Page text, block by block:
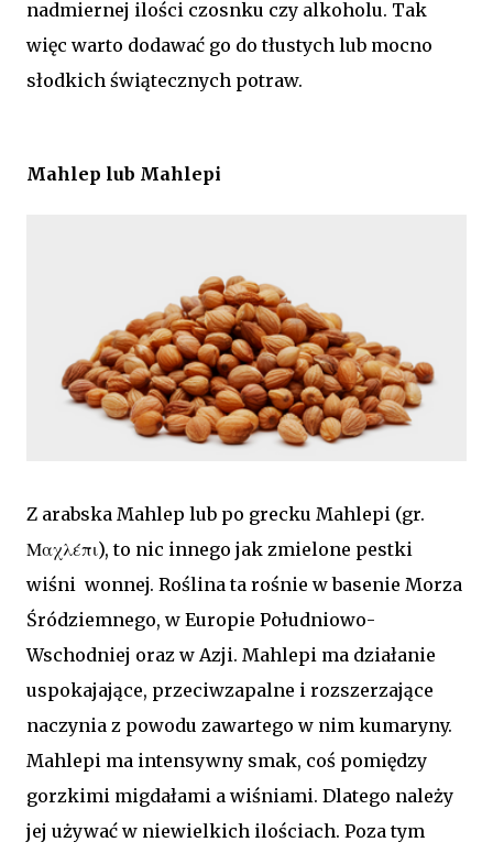
nadmiernej ilości czosnku czy alkoholu. Tak
więc warto dodawać go do tłustych lub mocno
słodkich świątecznych potraw.
Mahlep lub Mahlepi
Z arabska Mahlep lub po grecku Mahlepi (gr.
Μαχλέπι), to nic innego jak zmielone pestki
wiśni wonnej. Roślina ta rośnie w basenie Morza
Śródziemnego, w Europie Południowo-
Wschodniej oraz w Azji. Mahlepi ma działanie
uspokajające, przeciwzapalne i rozszerzające
naczynia z powodu zawartego w nim kumaryny.
Mahlepi ma intensywny smak, coś pomiędzy
gorzkimi migdałami a wiśniami. Dlatego należy
jej używać w niewielkich ilościach. Poza tym